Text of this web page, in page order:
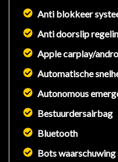
Anti blokkeer
Anti doorslip
Apple carplay/
Automatische
Autonomous
Bestuurdersairbag
Bluetooth
Bots waarschuwing